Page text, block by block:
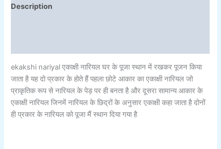
Description
ekakshi nariyal एकाक्षी नारियल घर के पूजा स्थान में रखकर पूजन किया
जाता है यह दो प्रकार के होते हैं पहला छोटे आकार का एकाक्षी नारियल जो
प्राकृतिक रूप से नारियल के पेड़ पर ही बनता है और दूसरा सामान्य आकार के
एकाक्षी नारियल जिनमें नारियल के छिद्रों के अनुसार एकाक्षी कहा जाता है दोनों
ही प्रकार के नारियल को पूजा मैं स्थान दिया गया है